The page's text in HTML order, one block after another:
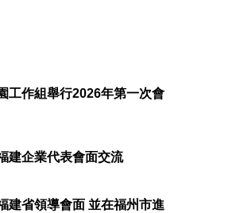
工作組舉行2026年第一次會
建企業代表會面交流
建省領導會面 並在福州市進